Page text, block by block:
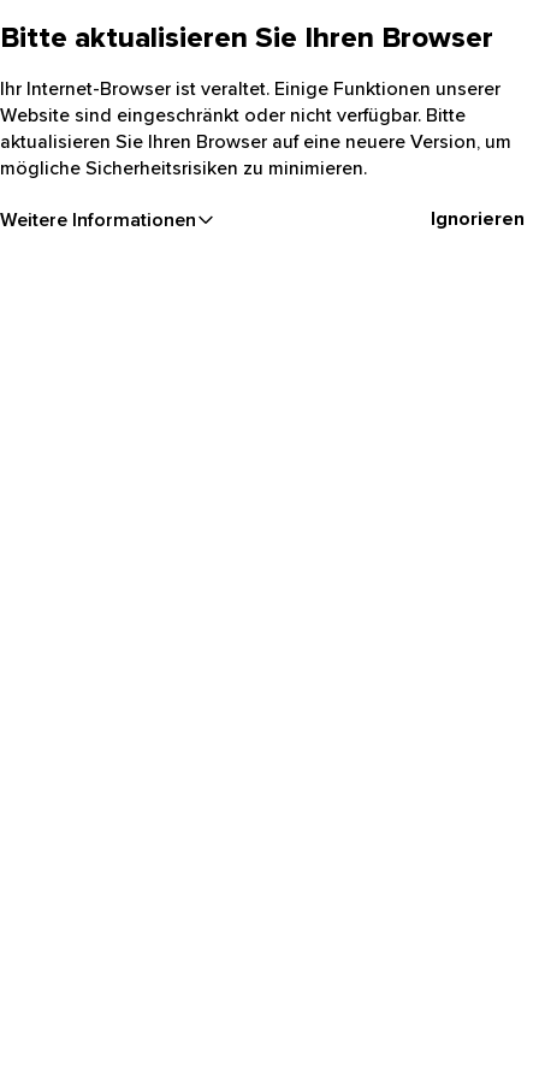
Bitte aktualisieren Sie Ihren Browser
Ihr Internet-Browser ist veraltet. Einige Funktionen unserer
Website sind eingeschränkt oder nicht verfügbar. Bitte
aktualisieren Sie Ihren Browser auf eine neuere Version, um
mögliche Sicherheitsrisiken zu minimieren.
Weitere Informationen Ignorieren